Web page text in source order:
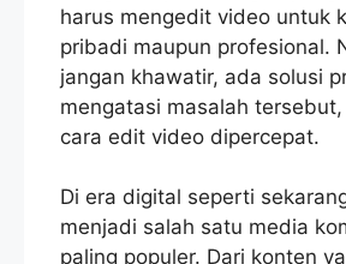
harus mengedit video untuk
pribadi maupun profesional.
jangan khawatir, ada solusi
mengatasi masalah
cara edit video dipercepat.
Di era digital seperti
menjadi salah satu media
paling populer. Dari konten